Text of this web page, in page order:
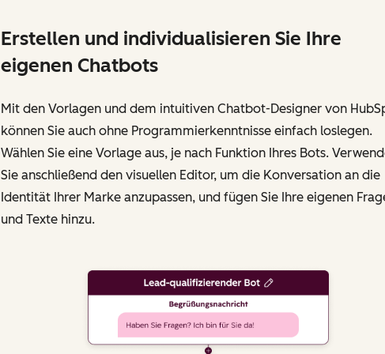
Erstellen und individualisieren Sie Ihre
eigenen Chatbots
Mit den Vorlagen und dem intuitiven Chatbot-Designer von
können Sie auch ohne Programmierkenntnisse einfach loslegen.
Wählen Sie eine Vorlage aus, je nach Funktion Ihres Bots.
Sie anschließend den visuellen Editor, um die Konversation an die
Identität Ihrer Marke anzupassen, und fügen Sie Ihre eigenen
und Texte hinzu.